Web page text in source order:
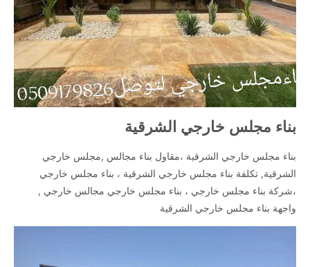
بناء مجلس خارجي الشرقية
بناء مجلس خارجي الشرقية ،مقاول بناء مجالس ,مجلس خارجي
الشرقية, تكلفة بناء مجلس خارجي الشرقية ، بناء مجلس خارجي
،شركة بناء مجلس خارجي ، بناء مجلس خارجي مجالس خارجي ,
واجهة بناء مجلس خارجي الشرقية